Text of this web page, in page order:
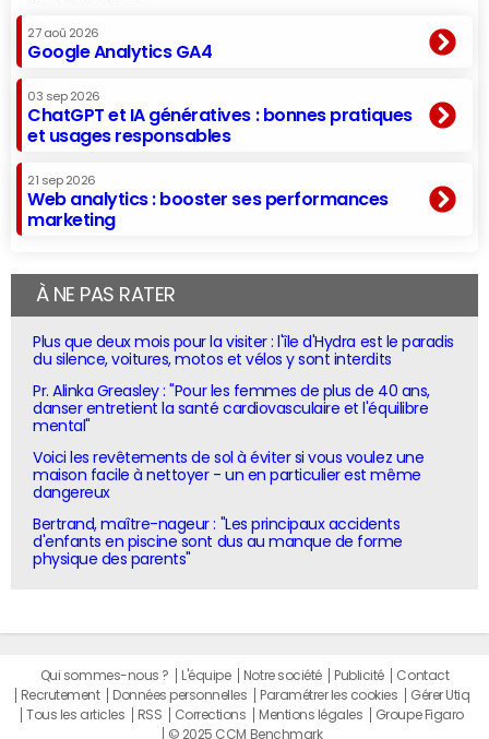
27 aoû 2026
Google Analytics GA4
03 sep 2026
ChatGPT et IA génératives : bonnes pratiques
et usages responsables
21 sep 2026
Web analytics : booster ses performances
marketing
À NE PAS RATER
Plus que deux mois pour la visiter : l'île d'Hydra est le paradis
du silence, voitures, motos et vélos y sont interdits
Pr. Alinka Greasley : "Pour les femmes de plus de 40 ans,
danser entretient la santé cardiovasculaire et l'équilibre
mental"
Voici les revêtements de sol à éviter si vous voulez une
maison facile à nettoyer - un en particulier est même
dangereux
Bertrand, maître-nageur : "Les principaux accidents
d'enfants en piscine sont dus au manque de forme
physique des parents"
Qui sommes-nous ? L'équipe Notre société Publicité
Contact
Recrutement
Données personnelles Paramétrer les cookies
Gérer Utiq
Tous les articles
RSS Corrections Mentions légales
Groupe Figaro
© 2025 CCM Benchmark